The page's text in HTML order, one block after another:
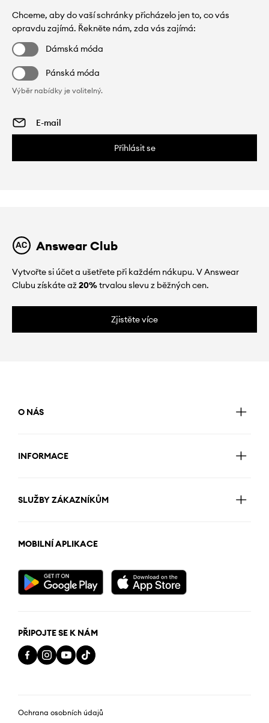
Chceme, aby do vaší schránky přicházelo jen to, co vás
opravdu zajímá. Řekněte nám, zda vás zajímá:
Dámská móda
Pánská móda
Výběr nabídky je volitelný.
Přihlásit se
Answear Club
Vytvořte si účet a ušetřete při každém nákupu. V Answear
Clubu získáte až20%trvalou slevu z běžných cen.
Zjistěte více
O NÁS
INFORMACE
SLUŽBY ZÁKAZNÍKŮM
MOBILNÍ APLIKACE
PŘIPOJTE SE K NÁM
Ochrana osobních údajů